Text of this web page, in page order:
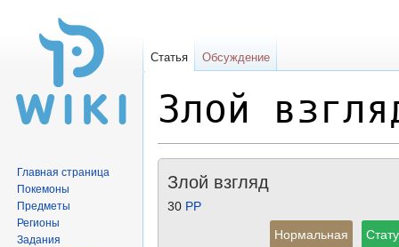
Злой
навигации
поиску
Злой взгляд
30 PP
Нормальная
Статья Обсуждение
Главная страница
Покемоны
Предметы
Регионы
Задания